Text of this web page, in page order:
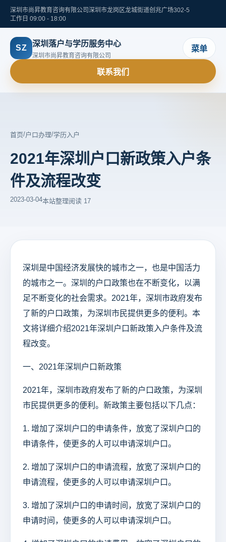
深圳市尚昇教育咨询有限公司 深圳市龙岗区龙城街道创兆广场302-5
工作日 09:00 - 18:00
SZ 深圳落户与学历服务中心
深圳市尚昇教育咨询有限公司
菜单
联系我们
首页/户口办理/学历入户
2021年深圳户口新政策入户条
件及流程改变
2023-03-04本站整理阅读 17
深圳是中国经济发展快的城市之一，也是中国活力
的城市之一。深圳的户口政策也在不断变化，以满
足不断变化的社会需求。2021年，深圳市政府发布
了新的户口政策，为深圳市民提供更多的便利。本
文将详细介绍2021年深圳户口新政策入户条件及流
程改变。
一、2021年深圳户口新政策
2021年，深圳市政府发布了新的户口政策，为深圳
市民提供更多的便利。新政策主要包括以下几点：
1. 增加了深圳户口的申请条件，放宽了深圳户口的
申请条件，使更多的人可以申请深圳户口。
2. 增加了深圳户口的申请流程，放宽了深圳户口的
申请流程，使更多的人可以申请深圳户口。
3. 增加了深圳户口的申请时间，放宽了深圳户口的
申请时间，使更多的人可以申请深圳户口。